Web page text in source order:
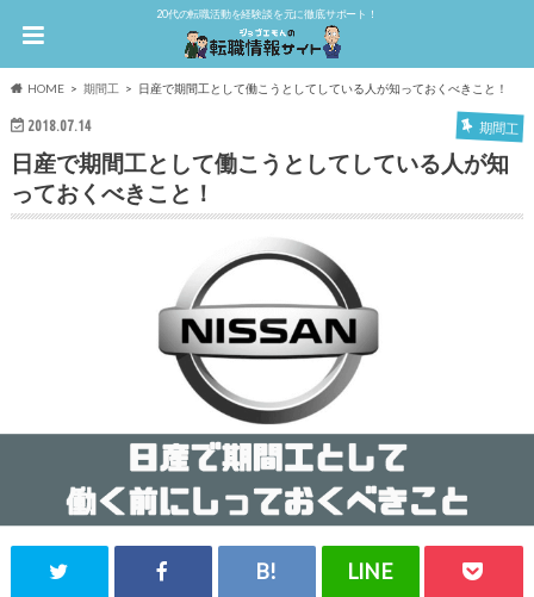
20代の転職活動を経験談を元に徹底サポート！
HOME 期間工 日産で期間工として働こうとしてしている人が知っておくべきこと！
2018.07.14 期間工
日産で期間工として働こうとしてしている人が知
っておくべきこと！